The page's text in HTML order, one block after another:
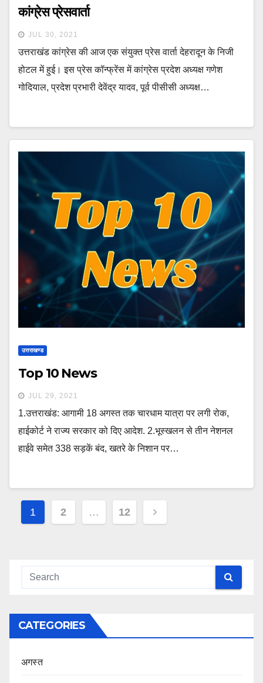
कांग्रेस प्रेसवार्ता
JUL 30, 2021
उत्तराखंड कांग्रेस की आज एक संयुक्त प्रेस वार्ता देहरादून के निजी
होटल में हुई। इस प्रेस कॉन्फ्रेंस में कांग्रेस प्रदेश अध्यक्ष गणेश
गोदियाल, प्रदेश प्रभारी देवेंद्र यादव, पूर्व पीसीसी अध्यक्ष…
उत्तराखण्ड
Top 10 News
JUL 29, 2021
1.उत्तराखंड: आगामी 18 अगस्त तक चारधाम यात्रा पर लगी रोक,
हाईकोर्ट ने राज्य सरकार को दिए आदेश. 2.भूस्खलन से तीन नेशनल
हाईवे समेत 338 सड़कें बंद, खतरे के निशान पर…
Posts
navigation
1 2 … 12
CATEGORIES
अगस्त